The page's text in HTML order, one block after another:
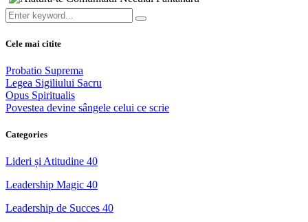
Cele mai citite
Probatio Suprema
Legea Sigiliului Sacru
Opus Spiritualis
Povestea devine sângele celui ce scrie
Categories
Lideri și Atitudine 40
Leadership Magic 40
Leadership de Succes 40